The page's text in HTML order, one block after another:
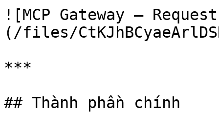
![MCP Gateway —
(/files/
***
## Thành phần chính